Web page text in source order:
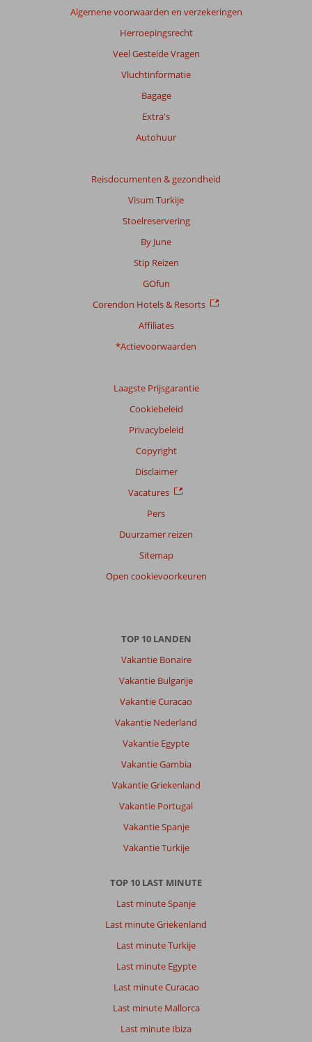
Algemene voorwaarden en verzekeringen
Herroepingsrecht
Veel Gestelde Vragen
Vluchtinformatie
Bagage
Extra's
Autohuur
Reisdocumenten & gezondheid
Visum Turkije
Stoelreservering
By June
Stip Reizen
GOfun
Corendon Hotels & Resorts
Affiliates
*Actievoorwaarden
Laagste Prijsgarantie
Cookiebeleid
Privacybeleid
Copyright
Disclaimer
Vacatures
Pers
Duurzamer reizen
Sitemap
Open cookievoorkeuren
TOP 10 LANDEN
Vakantie Bonaire
Vakantie Bulgarije
Vakantie Curacao
Vakantie Nederland
Vakantie Egypte
Vakantie Gambia
Vakantie Griekenland
Vakantie Portugal
Vakantie Spanje
Vakantie Turkije
TOP 10 LAST MINUTE
Last minute Spanje
Last minute Griekenland
Last minute Turkije
Last minute Egypte
Last minute Curacao
Last minute Mallorca
Last minute Ibiza